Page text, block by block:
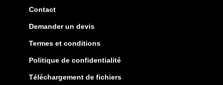
Contact
Demander un devis
Termes et conditions
Politique de confidentialité
Téléchargement de fichiers